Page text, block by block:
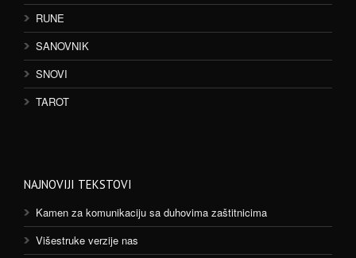
RUNE
SANOVNIK
SNOVI
TAROT
NAJNOVIJI TEKSTOVI
Kamen za komunikaciju sa duhovima zaštitnicima
Višestruke verzije nas